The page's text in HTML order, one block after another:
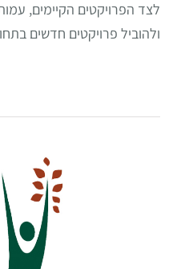
לצד הפרויקטים הקיימים,
ולהוביל פרויקטים חדשים